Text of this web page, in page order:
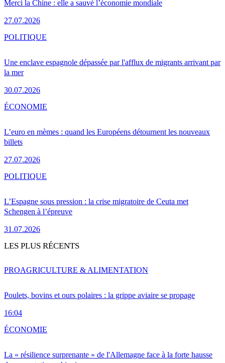
Merci la Chine : elle a sauvé l’économie mondiale
27.07.2026
Une enclave espagnole dépassée par l'afflux de migrants arrivant par
la mer
30.07.2026
POLITIQUE
L’euro en mèmes : quand les Européens détournent les nouveaux
billets
27.07.2026
ÉCONOMIE
L’Espagne sous pression : la crise migratoire de Ceuta met
Schengen à l’épreuve
31.07.2026
POLITIQUE
LES PLUS RÉCENTS
Poulets, bovins et ours polaires : la grippe aviaire se propage
16:04
PROAGRICULTURE & ALIMENTATION
La « résilience surprenante » de l'Allemagne face à la forte hausse
ÉCONOMIE